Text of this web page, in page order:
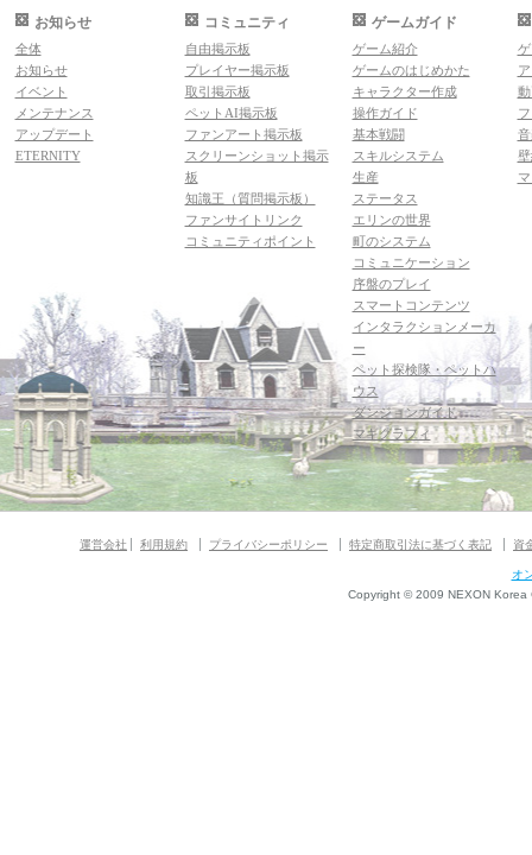
お知らせ
全体
お知らせ
イベント
メンテナンス
アップデート
ETERNITY
コミュニティ
自由掲示板
プレイヤー掲示板
取引掲示板
ペットAI掲示板
ファンアート掲示板
スクリーンショット掲示
板
知識王（質問掲示板）
ファンサイトリンク
コミュニティポイント
ゲームガイド
ゲーム紹介
ゲームのはじめかた
キャラクター作成
操作ガイド
基本戦闘
スキルシステム
生産
ステータス
エリンの世界
町のシステム
コミュニケーション
序盤のプレイ
スマートコンテンツ
インタラクションメーカ
ー
ペット探検隊・ペットハ
ウス
ダンジョンガイド
マギグラフィ
運営会社 利用規約 プライバシーポリシー 特定商取引法に基づく表記 資
オ
Copyright © 2009 NEXON Korea